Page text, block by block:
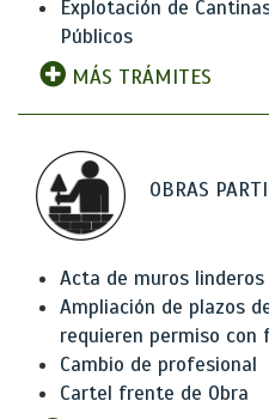
Explotación de
Públicos
MÁS TRÁMITES
OBRAS
Acta de muros linderos
Ampliación de plazos
requieren permiso con
Cambio de profesional
Cartel frente de Obra